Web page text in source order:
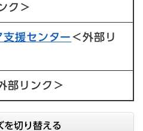
ク＞
援センター ＜外部リ
部リンク＞
を切り替える